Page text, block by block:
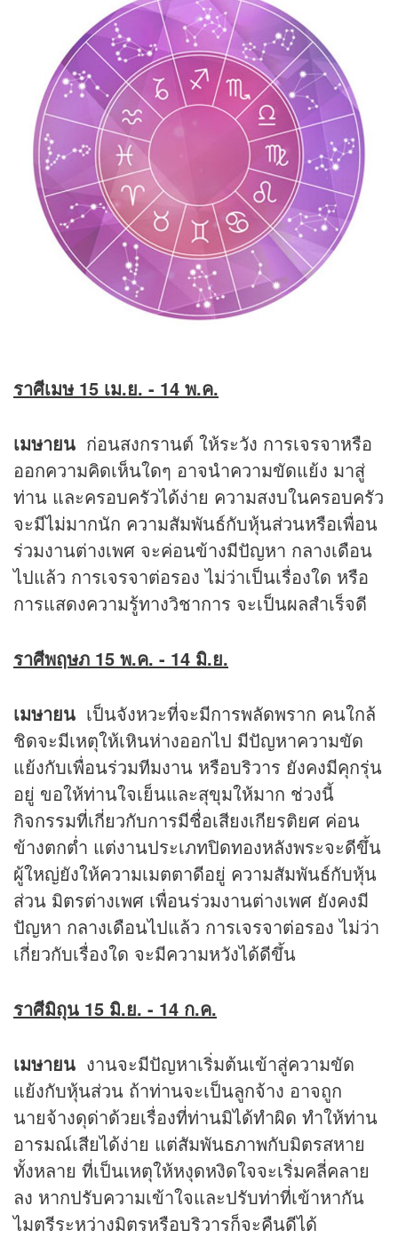
ราศีเมษ 15 เม.ย. - 14 พ.ค.
เมษายน ก่อนสงกรานต์ ให้ระวัง การเจรจาหรือ
ออกความคิดเห็นใดๆ อาจนำความขัดแย้ง มาสู่
ท่าน และครอบครัวได้ง่าย ความสงบในครอบครัว
จะมีไม่มากนัก ความสัมพันธ์กับหุ้นส่วนหรือเพื่อน
ร่วมงานต่างเพศ จะค่อนข้างมีปัญหา กลางเดือน
ไปแล้ว การเจรจาต่อรอง ไม่ว่าเป็นเรื่องใด หรือ
การแสดงความรู้ทางวิชาการ จะเป็นผลสำเร็จดี
ราศีพฤษภ 15 พ.ค. - 14 มิ.ย.
เมษายน เป็นจังหวะที่จะมีการพลัดพราก คนใกล้
ชิดจะมีเหตุให้เหินห่างออกไป มีปัญหาความขัด
แย้งกับเพื่อนร่วมทีมงาน หรือบริวาร ยังคงมีคุกรุ่น
อยู่ ขอให้ท่านใจเย็นและสุขุมให้มาก ช่วงนี้
กิจกรรมที่เกี่ยวกับการมีชื่อเสียงเกียรติยศ ค่อน
ข้างตกต่ำ แต่งานประเภทปิดทองหลังพระจะดีขึ้น
ผู้ใหญ่ยังให้ความเมตตาดีอยู่ ความสัมพันธ์กับหุ้น
ส่วน มิตรต่างเพศ เพื่อนร่วมงานต่างเพศ ยังคงมี
ปัญหา กลางเดือนไปแล้ว การเจรจาต่อรอง ไม่ว่า
เกี่ยวกับเรื่องใด จะมีความหวังได้ดีขึ้น
ราศีมิถุน 15 มิ.ย. - 14 ก.ค.
เมษายน งานจะมีปัญหาเริ่มต้นเข้าสู่ความขัด
แย้งกับหุ้นส่วน ถ้าท่านจะเป็นลูกจ้าง อาจถูก
นายจ้างดุด่าด้วยเรื่องที่ท่านมิได้ทำผิด ทำให้ท่าน
อารมณ์เสียได้ง่าย แต่สัมพันธภาพกับมิตรสหาย
ทั้งหลาย ที่เป็นเหตุให้หงุดหงิดใจจะเริ่มคลี่คลาย
ลง หากปรับความเข้าใจและปรับท่าที่เข้าหากัน
ไมตรีระหว่างมิตรหรือบริวารก็จะคืนดีได้